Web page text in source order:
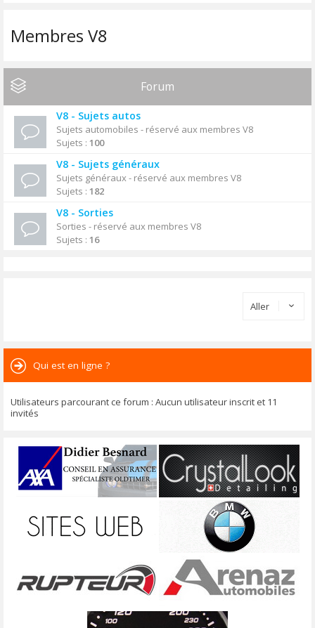
Membres V8
Forum
V8 - Sujets autos
Sujets automobiles - réservé aux membres V8
Sujets : 100
V8 - Sujets généraux
Sujets généraux - réservé aux membres V8
Sujets : 182
V8 - Sorties
Sorties - réservé aux membres V8
Sujets : 16
Aller
Qui est en ligne ?
Utilisateurs parcourant ce forum : Aucun utilisateur inscrit et 11
invités